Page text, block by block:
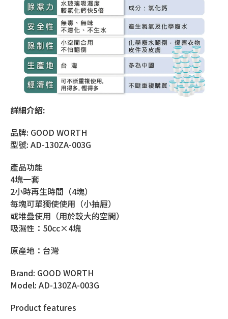
詳細介紹:
品牌: GOOD WORTH
型號: AD-130ZA-003G
產品功能
4塊一套
2小時再生時間（4塊）
每塊可單獨使使用（小抽屜）
或堆疊使用（用於較大的空間）
吸濕性：50cc×4塊
原產地：台灣
Brand: GOOD WORTH
Model: AD-130ZA-003G
Product features